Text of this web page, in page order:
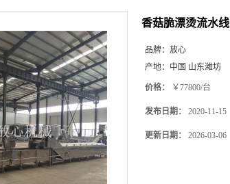
香菇脆漂烫流水线
品牌： 放心
产地： 中国 山东潍坊
价格： ￥77800/台
发布日期： 2020-11-15
更新日期： 2026-03-06